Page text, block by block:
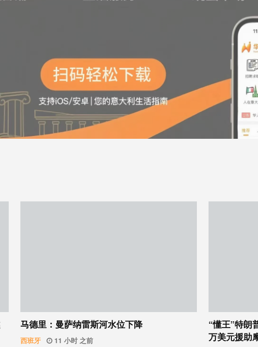
马德里：曼萨纳雷斯河水位下降
西班牙 11 小时 之前
“懂王”特朗
万美元援助